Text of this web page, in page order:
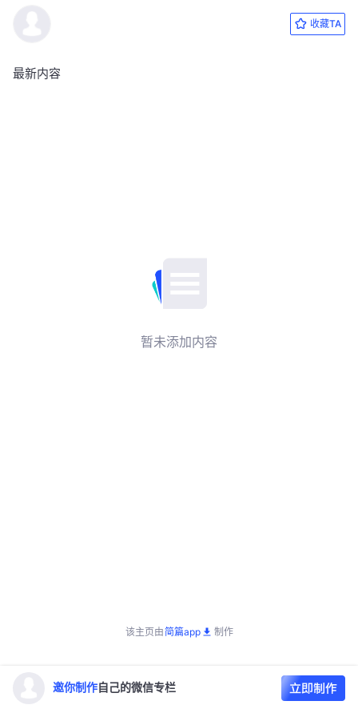
收藏TA
最新内容
暂未添加内容
该主页由简篇app 制作
邀你制作 自己的微信专栏